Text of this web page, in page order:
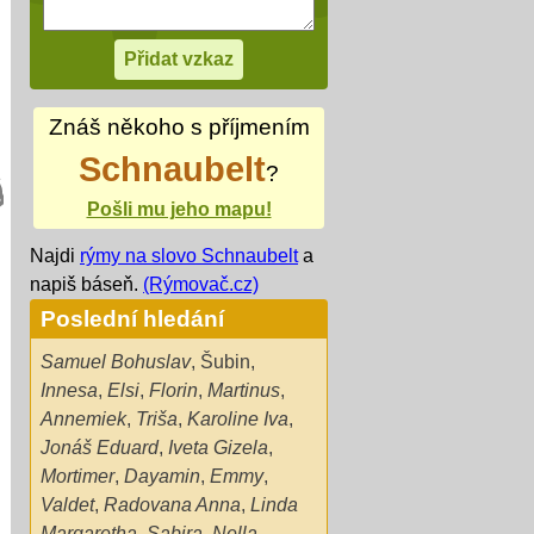
Znáš někoho s příjmením
Schnaubelt?
Pošli mu jeho mapu!
Najdi rýmy na slovo Schnaubelta
napiš báseň. (Rýmovač.cz)
Poslední hledání
Samuel Bohuslav, Šubin,
Innesa, Elsi, Florin, Martinus,
Annemiek, Triša, Karoline Iva,
Jonáš Eduard, Iveta Gizela,
Mortimer, Dayamin, Emmy,
Valdet, Radovana Anna, Linda